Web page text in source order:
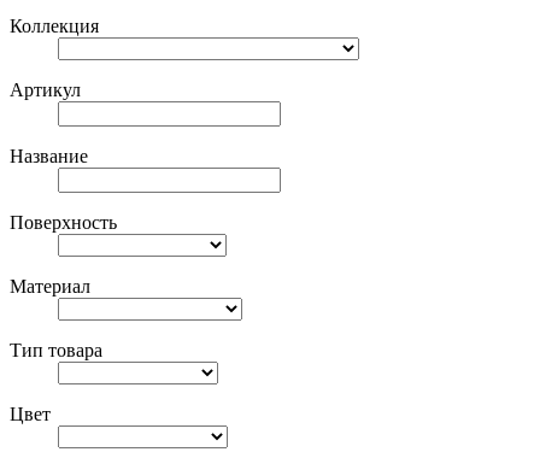
Коллекция
Артикул
Название
Поверхность
Материал
Тип товара
Цвет